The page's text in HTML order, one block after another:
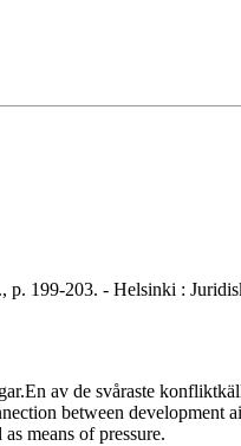
199-203. - Helsinki :
av de svåraste
between
means of pressure.